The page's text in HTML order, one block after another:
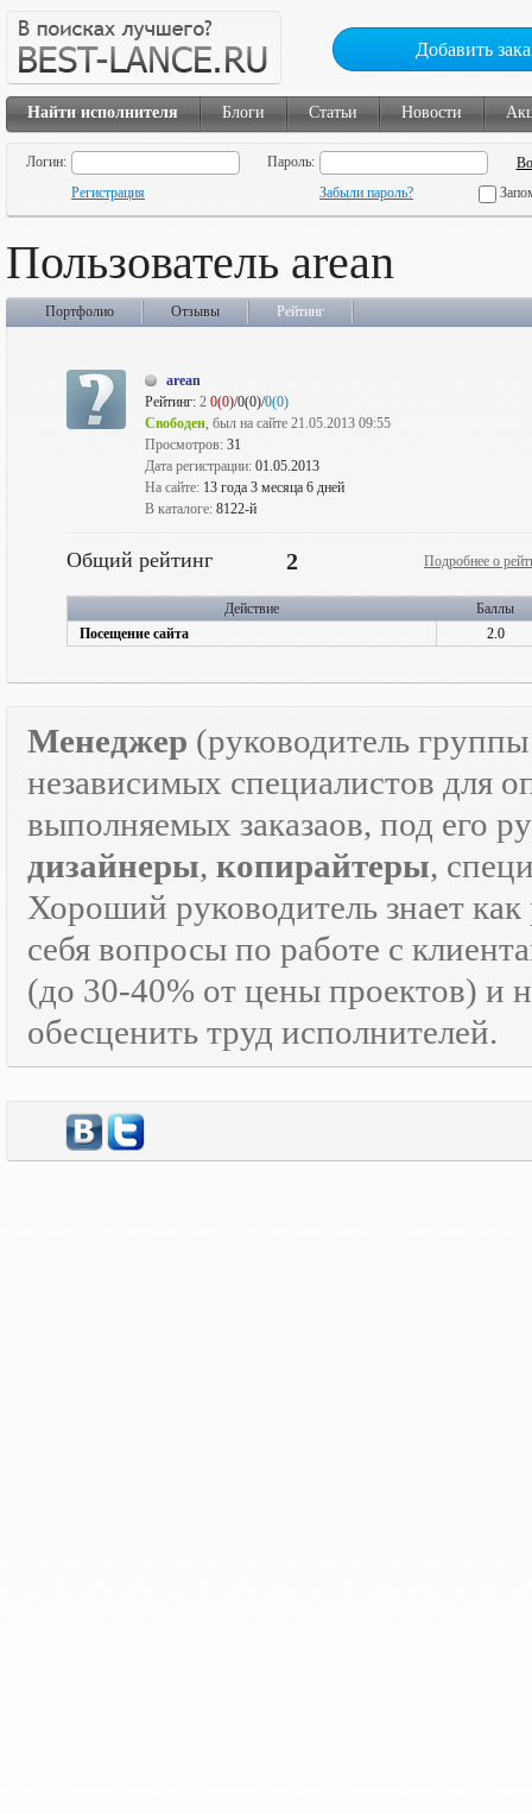
Добавить
Найти исполнителя Блоги Статьи Новости
Логин:
Пароль:
Регистрация
Забыли пароль?
Пользователь arean
Портфолио Отзывы Рейтинг
arean
Рейтинг: 2 0(0)/0(0)/0(0)
Свободен, был на сайте 21.05.2013 09:55
Просмотров: 31
Дата регистрации: 01.05.2013
На сайте: 13 года 3 месяца 6 дней
В каталоге: 8122-й
Общий рейтинг 2 Подробнее о
Действие
Баллы
Посещение сайта
2.0
Менеджер (руководитель
независимых специалистов для
выполняемых заказаов, под его
дизайнеры, копирайтеры,
Хороший руководитель знает
себя вопросы по работе с
(до 30-40% от цены проектов) и
обесценить труд исполнителей.